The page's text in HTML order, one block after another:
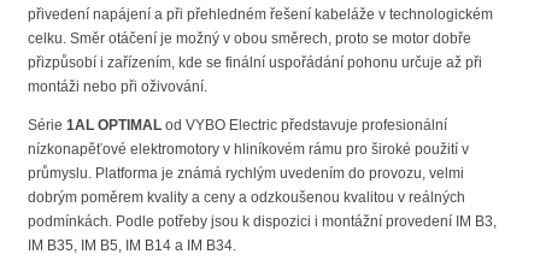
přivedení napájení a při přehledném řešení kabeláže v technologickém
celku. Směr otáčení je možný v obou směrech, proto se motor dobře
přizpůsobí i zařízením, kde se finální uspořádání pohonu určuje až při
montáži nebo při oživování.
Série 1AL OPTIMAL od VYBO Electric představuje profesionální
nízkonapěťové elektromotory v hliníkovém rámu pro široké použití v
průmyslu. Platforma je známá rychlým uvedením do provozu, velmi
dobrým poměrem kvality a ceny a odzkoušenou kvalitou v reálných
podmínkách. Podle potřeby jsou k dispozici i montážní provedení IM B3,
IM B35, IM B5, IM B14 a IM B34.